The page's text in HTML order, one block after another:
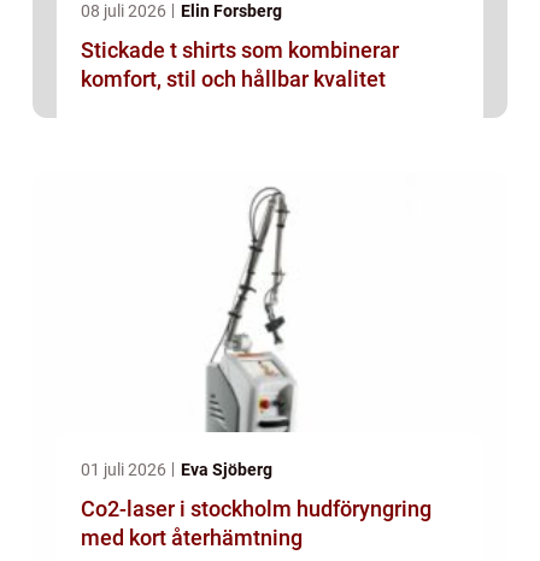
08 juli 2026 Elin Forsberg
Stickade t shirts som kombinerar
komfort, stil och hållbar kvalitet
01 juli 2026 Eva Sjöberg
Co2-laser i stockholm hudföryngring
med kort återhämtning